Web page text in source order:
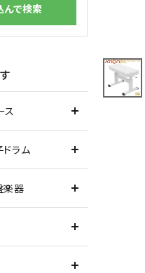
んで検索
ス
ラム
楽器